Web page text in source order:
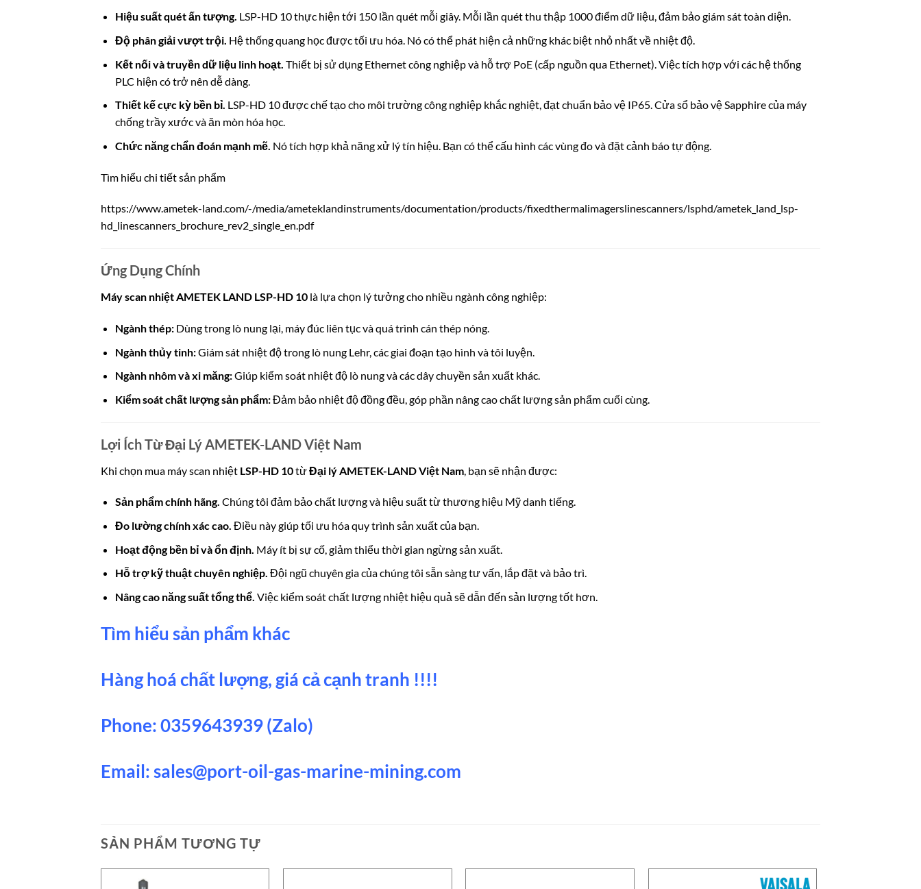
Hiệu suất quét ấn tượng. LSP-HD 10 thực hiện tới 150 lần quét mỗi giây. Mỗi lần quét thu thập 1000 điểm dữ liệu, đảm bảo giám sát toàn diện.
Độ phân giải vượt trội. Hệ thống quang học được tối ưu hóa. Nó có thể phát hiện cả những khác biệt nhỏ nhất về nhiệt độ.
Kết nối và truyền dữ liệu linh hoạt. Thiết bị sử dụng Ethernet công nghiệp và hỗ trợ PoE (cấp nguồn qua Ethernet). Việc tích hợp với các hệ thống
PLC hiện có trở nên dễ dàng.
Thiết kế cực kỳ bền bỉ. LSP-HD 10 được chế tạo cho môi trường công nghiệp khắc nghiệt, đạt chuẩn bảo vệ IP65. Cửa sổ bảo vệ Sapphire của máy
chống trầy xước và ăn mòn hóa học.
Chức năng chẩn đoán mạnh mẽ. Nó tích hợp khả năng xử lý tín hiệu. Bạn có thể cấu hình các vùng đo và đặt cảnh báo tự động.
Tìm hiểu chi tiết sản phẩm
https://www.ametek-land.com/-/media/ameteklandinstruments/documentation/products/fixedthermalimagerslinescanners/lsphd/ametek_land_lsp-
hd_linescanners_brochure_rev2_single_en.pdf
Ứng Dụng Chính
Máy scan nhiệt AMETEK LAND LSP-HD 10 là lựa chọn lý tưởng cho nhiều ngành công nghiệp:
Ngành thép:Dùng trong lò nung lại, máy đúc liên tục và quá trình cán thép nóng.
Ngành thủy tinh:Giám sát nhiệt độ trong lò nung Lehr, các giai đoạn tạo hình và tôi luyện.
Ngành nhôm và xi măng:Giúp kiểm soát nhiệt độ lò nung và các dây chuyền sản xuất khác.
Kiểm soát chất lượng sản phẩm:Đảm bảo nhiệt độ đồng đều, góp phần nâng cao chất lượng sản phẩm cuối cùng.
Lợi Ích Từ Đại Lý AMETEK-LAND Việt Nam
Khi chọn mua máy scan nhiệt LSP-HD 10từĐại lý AMETEK-LAND Việt Nam , bạn sẽ nhận được:
Sản phẩm chính hãng. Chúng tôi đảm bảo chất lượng và hiệu suất từ thương hiệu Mỹ danh tiếng.
Đo lường chính xác cao. Điều này giúp tối ưu hóa quy trình sản xuất của bạn.
Hoạt động bền bỉ và ổn định. Máy ít bị sự cố, giảm thiểu thời gian ngừng sản xuất.
Hỗ trợ kỹ thuật chuyên nghiệp. Đội ngũ chuyên gia của chúng tôi sẵn sàng tư vấn, lắp đặt và bảo trì.
Nâng cao năng suất tổng thể. Việc kiểm soát chất lượng nhiệt hiệu quả sẽ dẫn đến sản lượng tốt hơn.
Tìm hiểu sản phẩm khác
Hàng hoá chất lượng, giá cả cạnh tranh !!!!
Phone: 0359643939 (Zalo)
Email:sales@port-oil-gas-marine-mining.com
SẢN PHẨM TƯƠNG TỰ